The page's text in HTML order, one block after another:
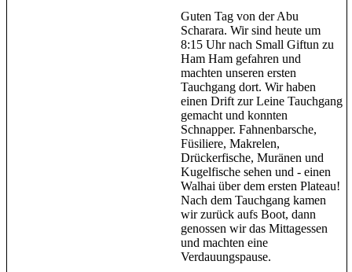
Guten Tag von der Abu
Scharara. Wir sind heute um
8:15 Uhr nach Small Giftun zu
Ham Ham gefahren und
machten unseren ersten
Tauchgang dort. Wir haben
einen Drift zur Leine Tauchgang
gemacht und konnten
Schnapper. Fahnenbarsche,
Füsiliere, Makrelen,
Drückerfische, Muränen und
Kugelfische sehen und - einen
Walhai über dem ersten Plateau!
Nach dem Tauchgang kamen
wir zurück aufs Boot, dann
genossen wir das Mittagessen
und machten eine
Verdauungspause.